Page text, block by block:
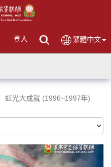
登入 繁體中文
虹光大成就 (1996~1997年)